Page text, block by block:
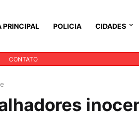
PRINCIPAL POLICIA CIDADES
CONTATO